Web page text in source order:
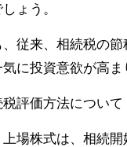
ょう。
従来、相続税の
に投資意欲が高
評価方法について
場株式は、相続